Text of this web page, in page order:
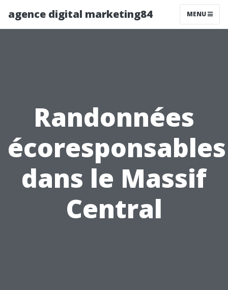
agence digital marketing84 MENU
Randonnées
écoresponsables
dans le Massif
Central